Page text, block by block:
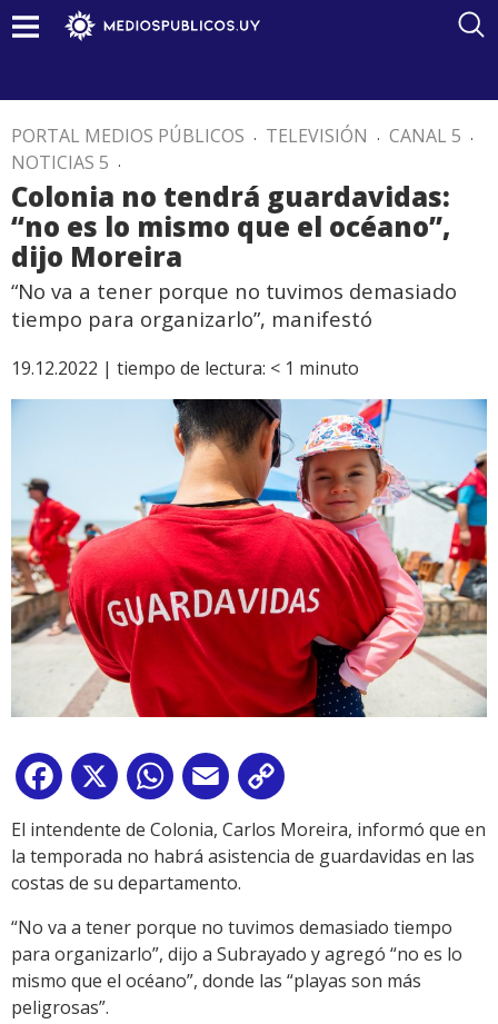
PORTAL MEDIOS PÚBLICOS . TELEVISIÓN . CANAL 5 .
NOTICIAS 5 .
Colonia no tendrá guardavidas:
“no es lo mismo que el océano”,
dijo Moreira
“No va a tener porque no tuvimos demasiado
tiempo para organizarlo”, manifestó
19.12.2022 | tiempo de lectura: < 1 minuto
Facebook
X WhatsApp
Email
Link
El intendente de Colonia, Carlos Moreira, informó que en
la temporada no habrá asistencia de guardavidas en las
costas de su departamento.
“No va a tener porque no tuvimos demasiado tiempo
para organizarlo”, dijo a Subrayado y agregó “no es lo
mismo que el océano”, donde las “playas son más
peligrosas”.